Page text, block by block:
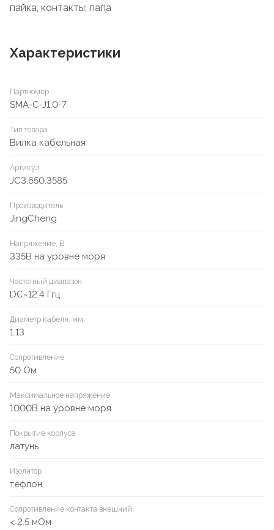
пайка, контакты: папа
Характеристики
Партномер
SMA-C-J1.0-7
Тип товара
Вилка кабельная
Артикул
JC3.650.3585
Производитель
JingCheng
Напряжение, В
335В на уровне моря
Частотный диапазон
DC~12.4 Ггц
Диаметр кабеля, мм.
1.13
Сопротивление
50 Ом
Максимальное напряжение
1000В на уровне моря
Покрытие корпуса
латунь
Изолятор
тефлон
Сопротивление контакта внешний
< 2.5 мОм